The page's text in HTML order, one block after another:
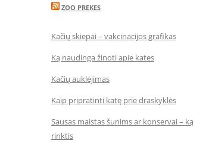
ZOO PREKES
Kačių skiepai – vakcinacijos grafikas
Ką naudinga žinoti apie kates
Kačių auklėjimas
Kaip pripratinti katę prie draskyklės
Sausas maistas šunims ar konservai – ką
rinktis